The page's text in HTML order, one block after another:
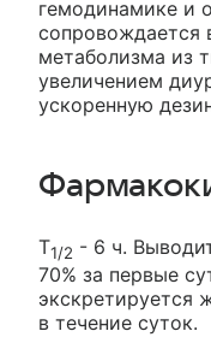
гемодинамике и
сопровождается
метаболизма из
увеличением
ускоренную
T1/2 - 6 ч.
70% за первые
экскретируется
в течение суток.